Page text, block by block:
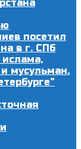
посетил
в г. СПб
мусульман.